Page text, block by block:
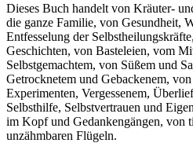
Dieses Buch handelt von Kräuter-
die ganze Familie, von Gesundheit,
Entfesselung der
Geschichten, von Basteleien, vom
Selbstgemachtem, von Süßem und
Getrocknetem und Gebackenem,
Experimenten, Vergessenem,
Selbsthilfe, Selbstvertrauen und
im Kopf und Gedankengängen, von
unzähmbaren Flügeln.